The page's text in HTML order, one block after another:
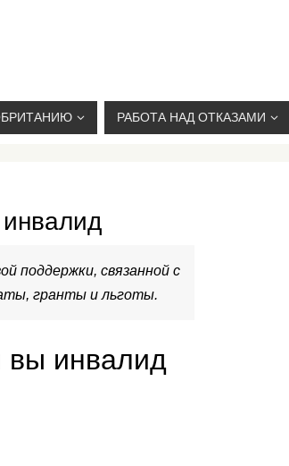
03-33, +7(926)274-03-33,
РАБОТА НАД ОТКАЗАМИ
поддержки, связанной с
гранты и льготы.
вы инвалид